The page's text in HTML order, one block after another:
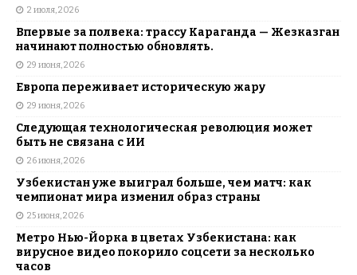
2 июля, 2026
Впервые за полвека: трассу Караганда — Жезказган
начинают полностью обновлять.
29 июня, 2026
Европа переживает историческую жару
29 июня, 2026
Следующая технологическая революция может
быть не связана с ИИ
26 июня, 2026
Узбекистан уже выиграл больше, чем матч: как
чемпионат мира изменил образ страны
25 июня, 2026
Метро Нью-Йорка в цветах Узбекистана: как
вирусное видео покорило соцсети за несколько
часов